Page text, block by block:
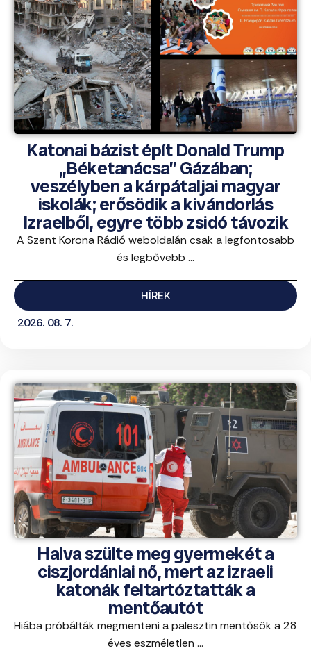
Katonai bázist épít Donald Trump
„Béketanácsa” Gázában;
veszélyben a kárpátaljai magyar
iskolák; erősödik a kivándorlás
Izraelből, egyre több zsidó távozik
A Szent Korona Rádió weboldalán csak a legfontosabb
és legbővebb ...
HÍREK
2026. 08. 7.
Halva szülte meg gyermekét a
ciszjordániai nő, mert az izraeli
katonák feltartóztatták a
mentőautót
Hiába próbálták megmenteni a palesztin mentősök a 28
éves eszméletlen ...